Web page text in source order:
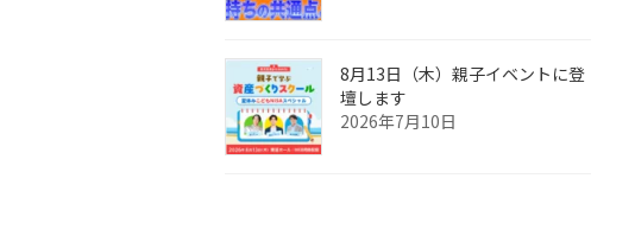
8月13日（木）親子イベントに登
壇します
2026年7月10日